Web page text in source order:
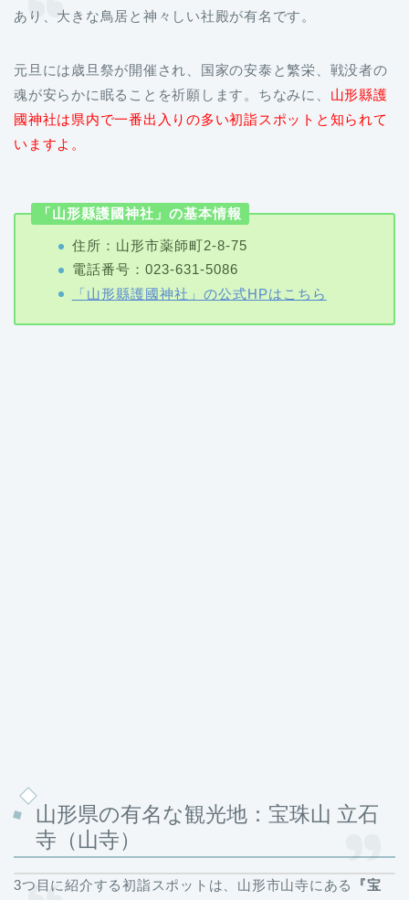
あり、大きな鳥居と神々しい社殿が有名です。
元旦には歳旦祭が開催され、国家の安泰と繁栄、戦没者の
魂が安らかに眠ることを祈願します。ちなみに、 山形縣護
國神社は県内で一番出入りの多い初詣スポットと知られて
いますよ。
「山形縣護國神社」の基本情報
住所：山形市薬師町2-8-75
電話番号：023-631-5086
「山形縣護國神社」の公式HPはこちら
山形県の有名な観光地：宝珠山 立石
寺（山寺）
3つ目に紹介する初詣スポットは、山形市山寺にある
『宝